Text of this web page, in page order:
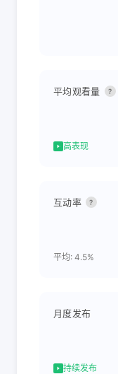
平均观看量 ?
高表现
互动率 ?
平均: 4.5%
月度发布
持续发布